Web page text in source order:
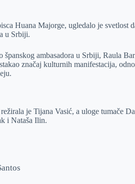
Huana Majorge, ugledalo je svetlost
u Srbiji.
ambasadora u Srbiji, Raula
značaj kulturnih manifestacija,
je Tijana Vasić, a uloge tumače
i Nataša Ilin.